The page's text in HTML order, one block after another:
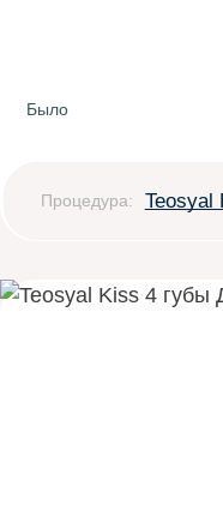
Было
Процедура: Teosyal